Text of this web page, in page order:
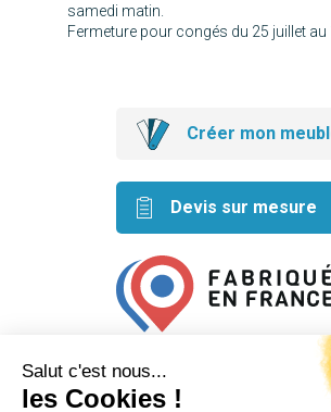
samedi matin.
Fermeture pour congés du 25 juillet au
Créer mon
Devis sur mesure
Retrouvez nos idées
sur les